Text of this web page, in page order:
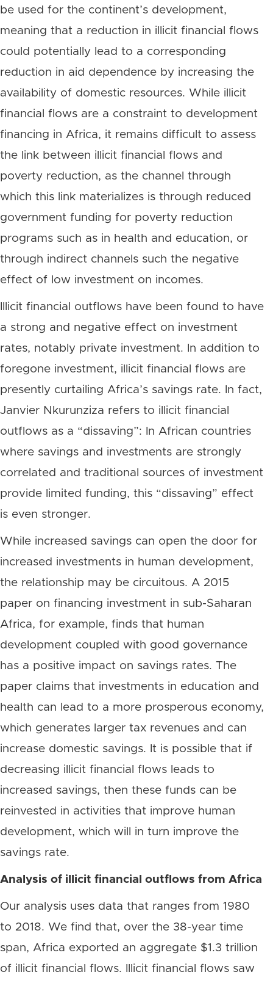
be used for the continent’s development,
meaning that a reduction in illicit financial flows
could potentially lead to a corresponding
reduction in aid dependence by increasing the
availability of domestic resources. While illicit
financial flows are a constraint to development
financing in Africa, it remains difficult to assess
the link between illicit financial flows and
poverty reduction, as the channel through
which this link materializes is through reduced
government funding for poverty reduction
programs such as in health and education, or
through indirect channels such the negative
effect of low investment on incomes.
Illicit financial outflows have been found to have
a strong and negative effect on investment
rates, notably private investment. In addition to
foregone investment, illicit financial flows are
presently curtailing Africa’s savings rate. In fact,
Janvier Nkurunziza refers to illicit financial
outflows as a “dissaving”: In African countries
where savings and investments are strongly
correlated and traditional sources of investment
provide limited funding, this “dissaving” effect
is even stronger.
While increased savings can open the door for
increased investments in human development,
the relationship may be circuitous. A 2015
paper on financing investment in sub-Saharan
Africa, for example, finds that human
development coupled with good governance
has a positive impact on savings rates. The
paper claims that investments in education and
health can lead to a more prosperous economy,
which generates larger tax revenues and can
increase domestic savings. It is possible that if
decreasing illicit financial flows leads to
increased savings, then these funds can be
reinvested in activities that improve human
development, which will in turn improve the
savings rate.
Analysis of illicit financial outflows from Africa
Our analysis uses data that ranges from 1980
to 2018. We find that, over the 38-year time
span, Africa exported an aggregate $1.3 trillion
of illicit financial flows. Illicit financial flows saw